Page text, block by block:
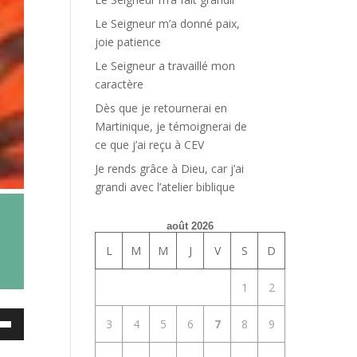
Le Seigneur m’a donné paix,
joie patience
Le Seigneur a travaillé mon
caractère
Dès que je retournerai en
Martinique, je témoignerai de
ce que j’ai reçu à CEV
Je rends grâce à Dieu, car j’ai
grandi avec l’atelier biblique
août 2026
L M M J V S D
1 2
3 4 5 6 7 8 9